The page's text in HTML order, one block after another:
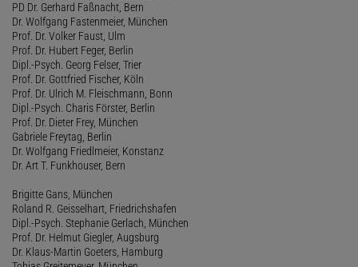
PD Dr. Gerhard Faßnacht, Bern
Dr. Wolfgang Fastenmeier, München
Prof. Dr. Volker Faust, Ulm
Prof. Dr. Hubert Feger, Berlin
Dipl.-Psych. Georg Felser, Trier
Prof. Dr. Gottfried Fischer, Köln
Prof. Dr. Ulrich M. Fleischmann, Bonn
Dipl.-Psych. Charis Förster, Berlin
Prof. Dr. Dieter Frey, München
Gabriele Freytag, Berlin
Dr. Wolfgang Friedlmeier, Konstanz
Dr. Art T. Funkhouser, Bern
Brigitte Gans, München
Roland R. Geisselhart, Friedrichshafen
Dipl.-Psych. Stephanie Gerlach, München
Prof. Dr. Helmut Giegler, Augsburg
Dr. Klaus-Martin Goeters, Hamburg